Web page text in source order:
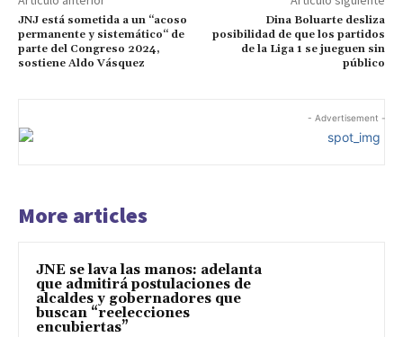
JNJ está sometida a un “acoso
permanente y sistemático“ de
parte del Congreso 2024,
sostiene Aldo Vásquez
Dina Boluarte desliza
posibilidad de que los partidos
de la Liga 1 se jueguen sin
público
- Advertisement -
More articles
JNE se lava las manos: adelanta
que admitirá postulaciones de
alcaldes y gobernadores que
buscan “reelecciones
encubiertas”